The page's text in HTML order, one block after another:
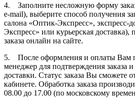
4. Заполните несложную форму
e-mail), выберите способ получения
салона «Оптик-Экспресс», экспресс-
Экспресс» или курьерская доставка),
заказа онлайн на сайте.
5. После оформления и оплаты Вам
менеджер для подтверждения заказа и
доставки. Статус заказа Вы сможете
кабинете. Обработка заказа
08.00 до 17.00 (по московскому